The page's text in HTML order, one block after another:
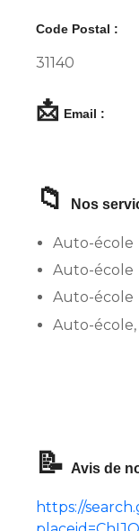
Code Postal :
31140
📩 Email :
📁 Nos
Auto-école
Auto-école
Auto-école
Auto-école,
📝 Avis de
https://